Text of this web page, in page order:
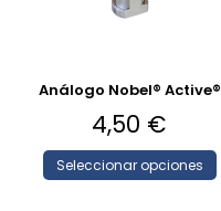
Análogo Nobel® Active®
4,50 €
Seleccionar opciones